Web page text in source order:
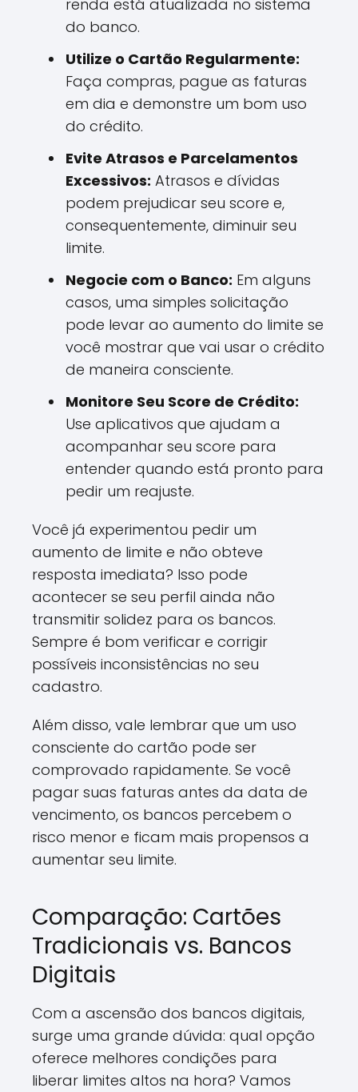
renda está atualizada no sistema
do banco.
Utilize o Cartão Regularmente:
Faça compras, pague as faturas
em dia e demonstre um bom uso
do crédito.
Evite Atrasos e Parcelamentos
Excessivos: Atrasos e dívidas
podem prejudicar seu score e,
consequentemente, diminuir seu
limite.
Negocie com o Banco: Em alguns
casos, uma simples solicitação
pode levar ao aumento do limite se
você mostrar que vai usar o crédito
de maneira consciente.
Monitore Seu Score de Crédito:
Use aplicativos que ajudam a
acompanhar seu score para
entender quando está pronto para
pedir um reajuste.
Você já experimentou pedir um
aumento de limite e não obteve
resposta imediata? Isso pode
acontecer se seu perfil ainda não
transmitir solidez para os bancos.
Sempre é bom verificar e corrigir
possíveis inconsistências no seu
cadastro.
Além disso, vale lembrar que um uso
consciente do cartão pode ser
comprovado rapidamente. Se você
pagar suas faturas antes da data de
vencimento, os bancos percebem o
risco menor e ficam mais propensos a
aumentar seu limite.
Comparação: Cartões
Tradicionais vs. Bancos
Digitais
Com a ascensão dos bancos digitais,
surge uma grande dúvida: qual opção
oferece melhores condições para
liberar limites altos na hora? Vamos